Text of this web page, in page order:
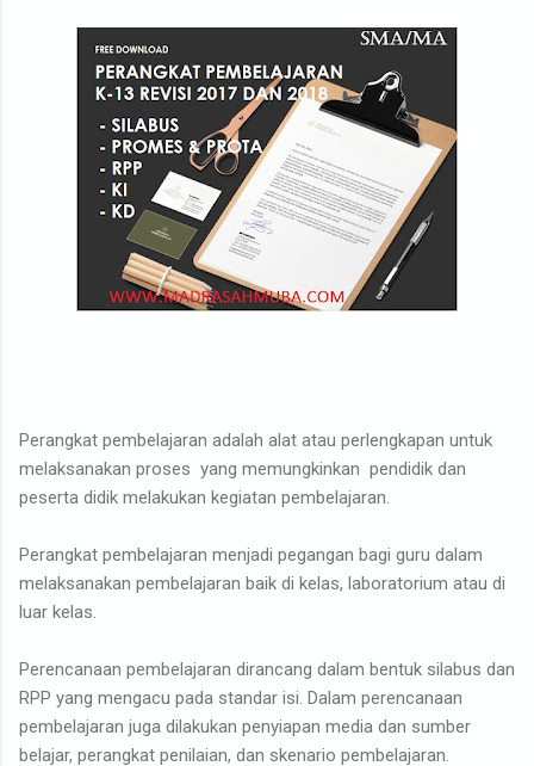
Perangkat pembelajaran adalah alat atau perlengkapan untuk
melaksanakan proses yang memungkinkan pendidik dan
peserta didik melakukan kegiatan pembelajaran.
Perangkat pembelajaran menjadi pegangan bagi guru dalam
melaksanakan pembelajaran baik di kelas, laboratorium atau di
luar kelas.
Perencanaan pembelajaran dirancang dalam bentuk silabus dan
RPP yang mengacu pada standar isi. Dalam perencanaan
pembelajaran juga dilakukan penyiapan media dan sumber
belajar, perangkat penilaian, dan skenario pembelajaran.